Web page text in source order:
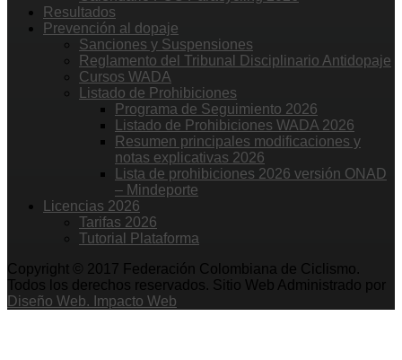
Resultados
Prevención al dopaje
Sanciones y Suspensiones
Reglamento del Tribunal Disciplinario Antidopaje
Cursos WADA
Listado de Prohibiciones
Programa de Seguimiento 2026
Listado de Prohibiciones WADA 2026
Resumen principales modificaciones y
notas explicativas 2026
Lista de prohibiciones 2026 versión ONAD
– Mindeporte
Licencias 2026
Tarifas 2026
Tutorial Plataforma
Copyright © 2017 Federación Colombiana de Ciclismo.
Todos los derechos reservados. Sitio Web Administrado por
Diseño Web. Impacto Web